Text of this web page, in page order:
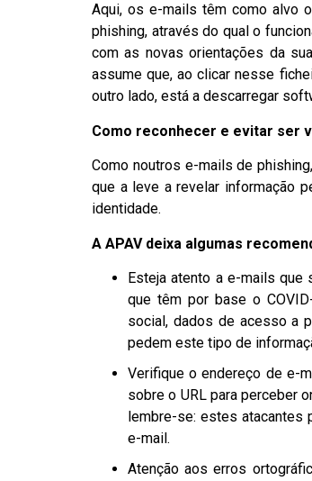
Aqui, os e-mails têm como alvo
phishing, através do qual o
com as novas orientações da
assume que, ao clicar nesse
outro lado, está a descarregar
Como reconhecer e evitar ser
Como noutros e-mails de
que a leve a revelar informação
identidade.
A APAV deixa algumas
Esteja atento a e-mails
que têm por base o
social, dados de acesso a
pedem este tipo de
Verifique o endereço de e-
sobre o URL para perceber
lembre-se: estes atacantes
e-mail.
Atenção aos erros